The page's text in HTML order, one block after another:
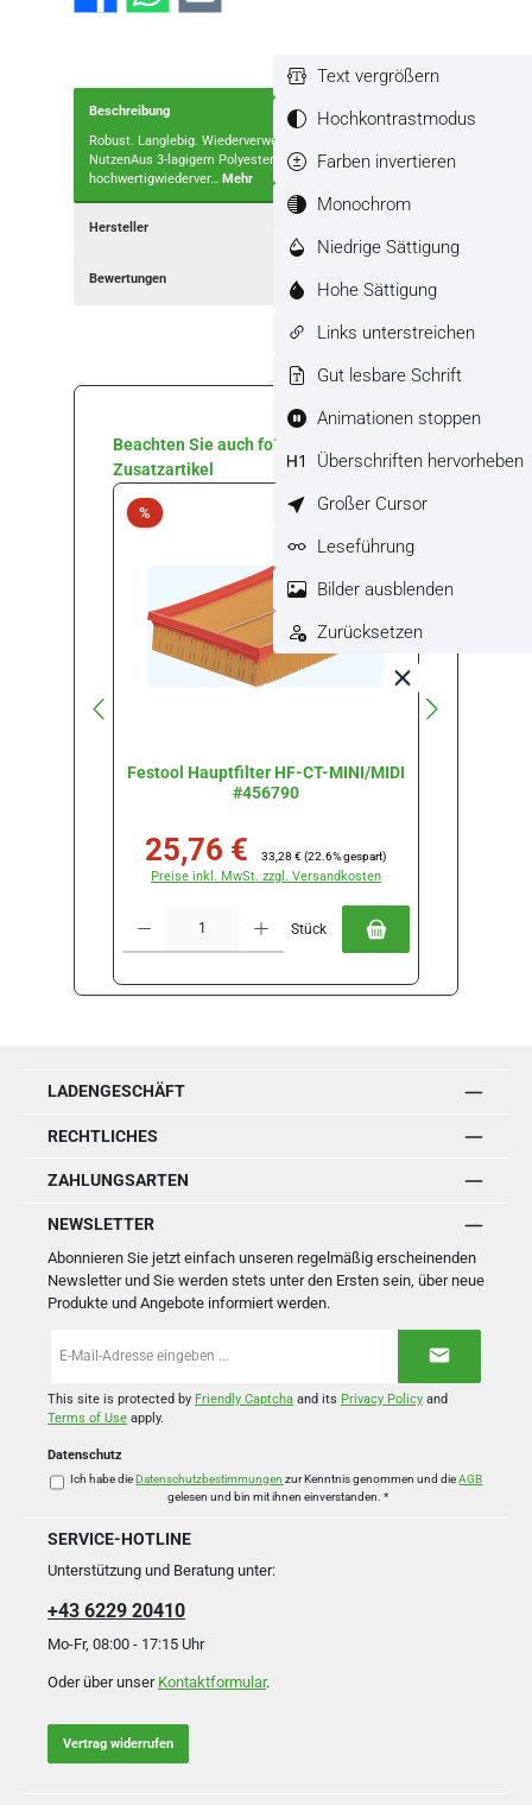
Beschreibung
Robust. Langlebig. Wiederverwendbar.Stärken und
NutzenAus 3-lagigem Polyester-Vlies MaterialReisfest und
hochwertigwiederver… Mehr
Hersteller
Bewertungen
Produktgalerie überspringen
Beachten Sie auch folgende
Zusatzartikel
% Rabatt
Festool Hauptfilter HF-CT-MINI/MIDI
#456790
Verkaufspreis:
25,76 € 33,28 € (22.6% gespart)
Preise inkl. MwSt. zzgl. Versandkosten
Stück
LADENGESCHÄFT
RECHTLICHES
ZAHLUNGSARTEN
NEWSLETTER
Abonnieren Sie jetzt einfach unseren regelmäßig erscheinenden
Newsletter und Sie werden stets unter den Ersten sein, über neue
Produkte und Angebote informiert werden.
Mail-
*
This site is protected by Friendly Captcha and its Privacy Policy and
Terms of Use apply.
Datenschutz
Ich habe dieDatenschutzbestimmungen zur Kenntnis genommen und dieAGB
gelesen und bin mit ihnen einverstanden. *
SERVICE-HOTLINE
Unterstützung und Beratung unter:
+43 6229 20410
Mo-Fr, 08:00 - 17:15 Uhr
Oder über unser Kontaktformular.
Vertrag widerrufen
Text vergrößern
Hochkontrastmodus
Farben invertieren
Monochrom
Niedrige Sättigung
Hohe Sättigung
Links unterstreichen
Gut lesbare Schrift
Animationen stoppen
Überschriften hervorheben
Großer Cursor
Leseführung
Bilder ausblenden
Zurücksetzen